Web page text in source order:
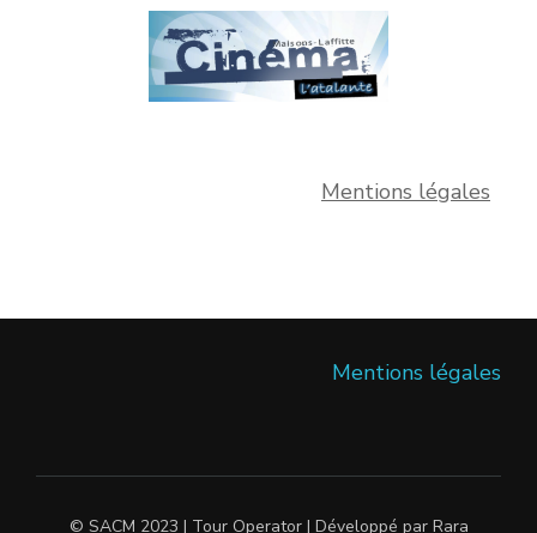
Mentions légales
Mentions légales
© SACM 2023 | Tour Operator | Développé par Rara